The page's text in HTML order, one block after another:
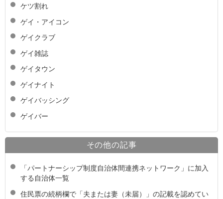
ケツ割れ
ゲイ・アイコン
ゲイクラブ
ゲイ雑誌
ゲイタウン
ゲイナイト
ゲイバッシング
ゲイバー
その他の記事
「パートナーシップ制度自治体間連携ネットワーク」に加入
する自治体一覧
住民票の続柄欄で「夫または妻（未届）」の記載を認めてい